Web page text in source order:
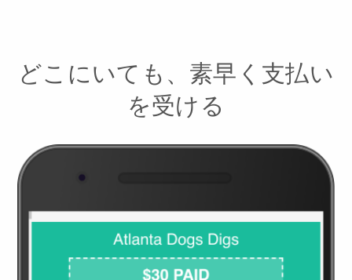
どこにいても、素早く支払い
を受ける